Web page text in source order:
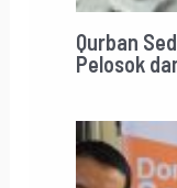
Qurban
Pelosok